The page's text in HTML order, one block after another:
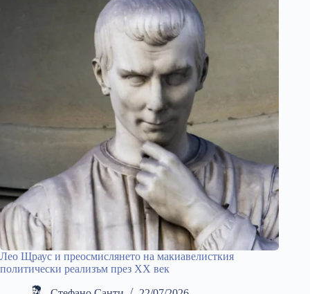
Лео Щраус и преосмислянето на макиавелисткия
политически реализъм през ХХ век